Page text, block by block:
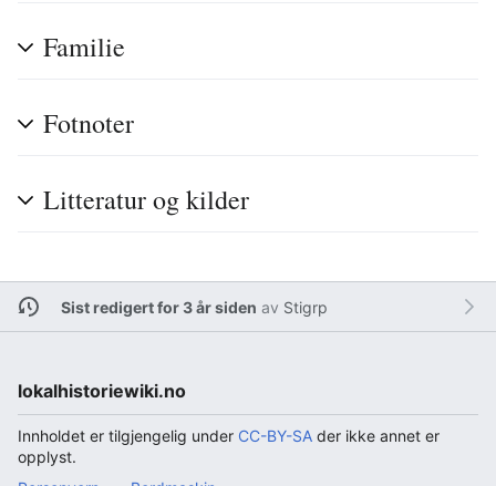
Familie
Fotnoter
Litteratur og kilder
Sist redigert for 3 år siden av Stigrp
lokalhistoriewiki.no
Innholdet er tilgjengelig under CC-BY-SA der ikke annet er
opplyst.